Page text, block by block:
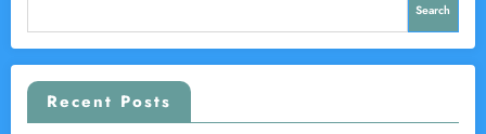
Search
Recent Posts